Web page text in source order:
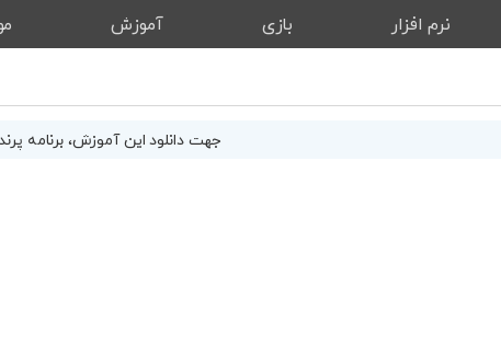
نرم‌ افزار بازی آموزش
جهت دانلود اینآموزش، برنامه